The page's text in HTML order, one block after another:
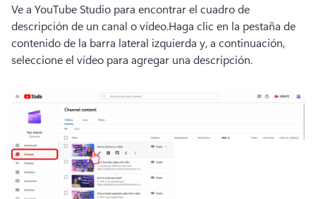
Ve a YouTube Studio para encontrar el cuadro de
descripción de un canal o vídeo.Haga clic en la pestaña de
contenido de la barra lateral izquierda y, a continuación,
seleccione el vídeo para agregar una descripción.